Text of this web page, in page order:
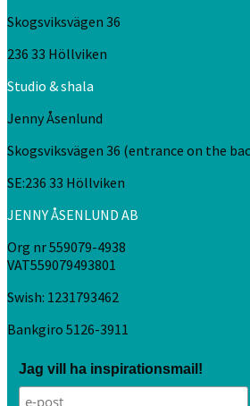
Skogsviksvägen 36
236 33 Höllviken
Studio & shala
Jenny Åsenlund
Skogsviksvägen 36 (entrance on the
SE:236 33 Höllviken
JENNY ÅSENLUND AB
Org nr 559079-4938
VAT559079493801
Swish: 1231793462
Bankgiro 5126-3911
Jag vill ha inspirationsmail!